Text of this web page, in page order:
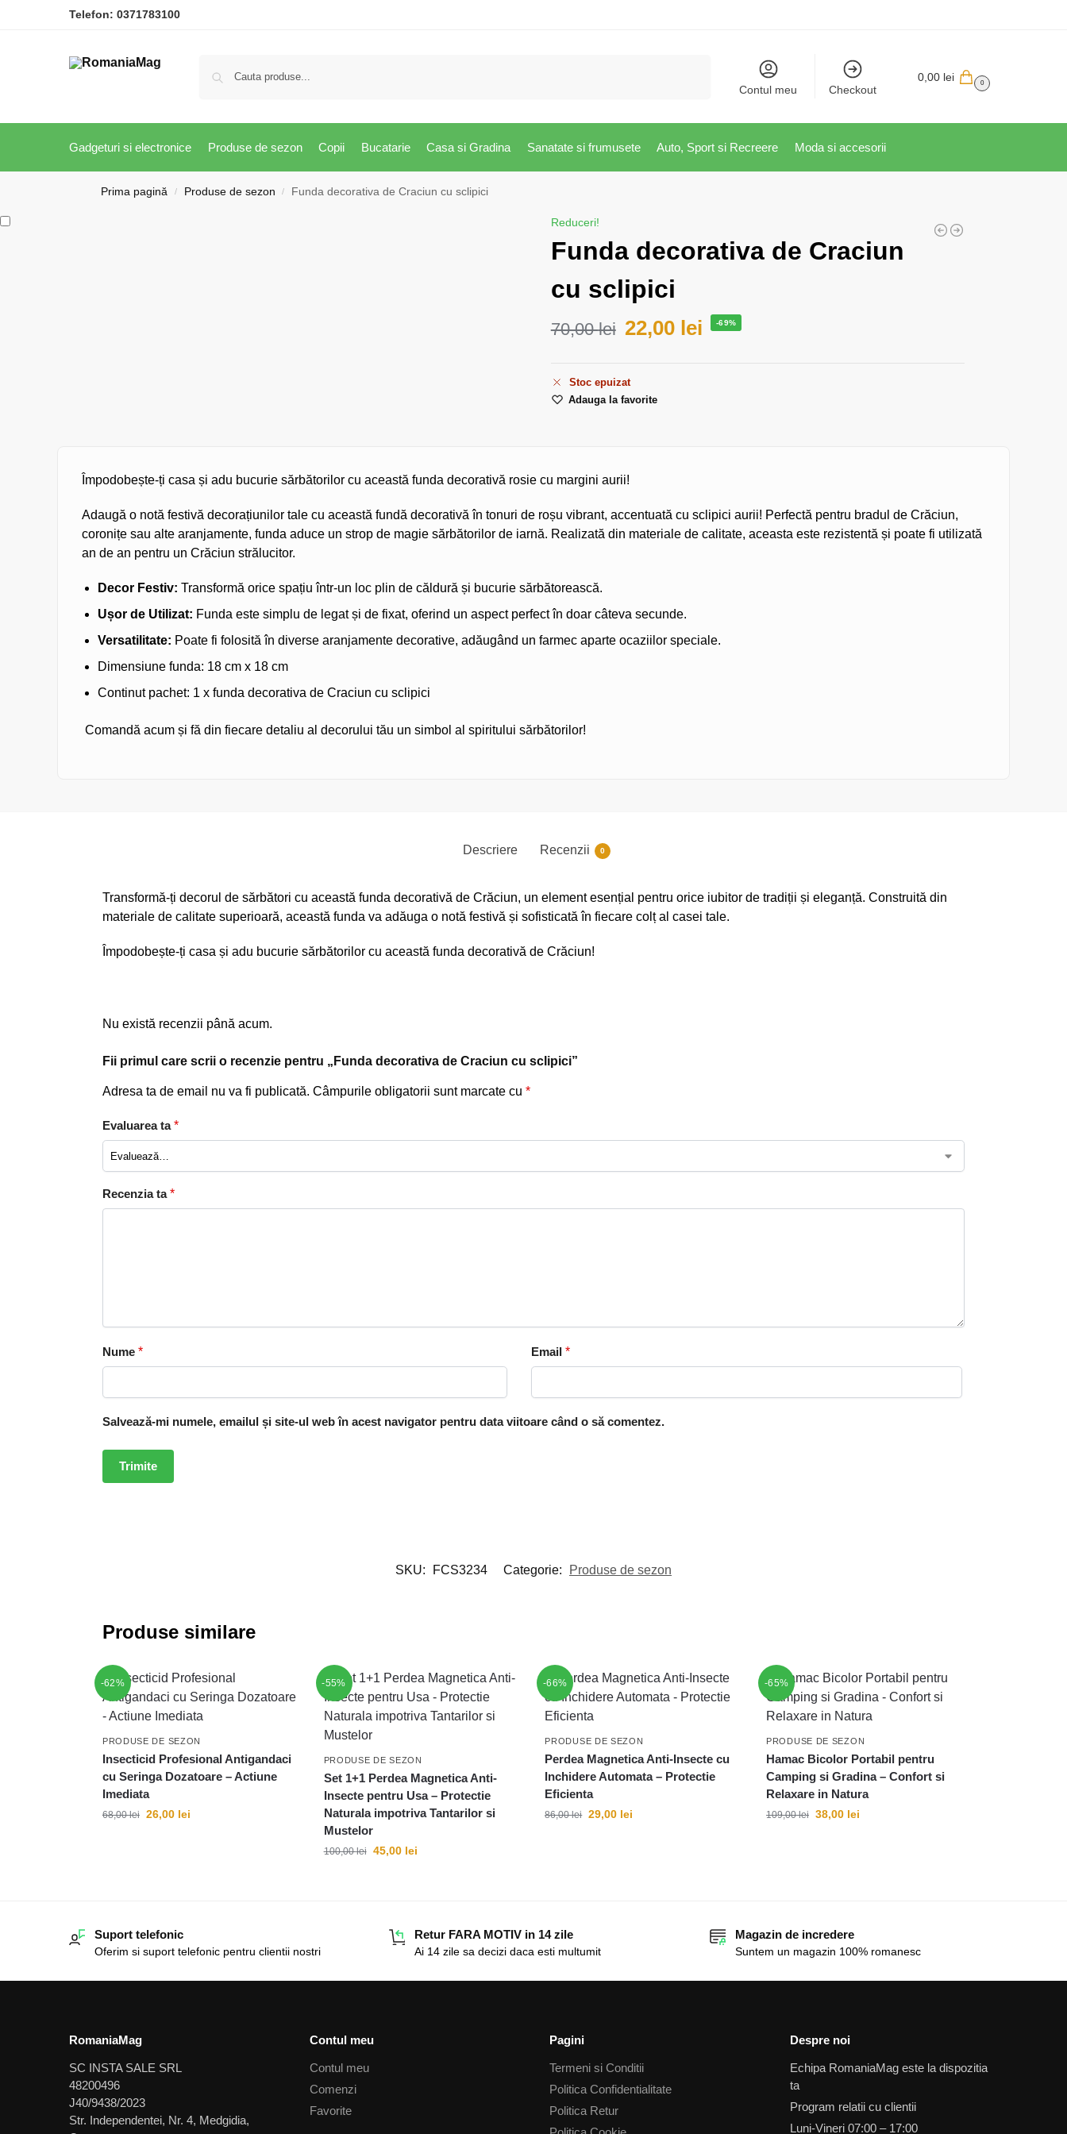
Telefon: 0371783100
Contul meu Checkout
0,00 lei 0
Gadgeturi si electronice Produse de sezon Copii Bucatarie Casa si Gradina Sanatate si frumusete Auto, Sport si Recreere Moda si accesorii
Prima pagină / Produse de sezon / Funda decorativa de Craciun cu sclipici
Reduceri!
Funda decorativa de Craciun
cu sclipici
70,00lei 22,00 lei -69%
Stoc epuizat
Adauga la favorite
Împodobește-ți casa și adu bucurie sărbătorilor cu această funda decorativă rosie cu margini aurii!
Adaugă o notă festivă decorațiunilor tale cu această fundă decorativă în tonuri de roșu vibrant, accentuată cu sclipici aurii! Perfectă pentru bradul de Crăciun,
coronițe sau alte aranjamente, funda aduce un strop de magie sărbătorilor de iarnă. Realizată din materiale de calitate, aceasta este rezistentă și poate fi utilizată
an de an pentru un Crăciun strălucitor.
Decor Festiv: Transformă orice spațiu într-un loc plin de căldură și bucurie sărbătorească.
Ușor de Utilizat: Funda este simplu de legat și de fixat, oferind un aspect perfect în doar câteva secunde.
Versatilitate: Poate fi folosită în diverse aranjamente decorative, adăugând un farmec aparte ocaziilor speciale.
Dimensiune funda: 18 cm x 18 cm
Continut pachet: 1 x funda decorativa de Craciun cu sclipici
Comandă acum și fă din fiecare detaliu al decorului tău un simbol al spiritului sărbătorilor!
Descriere Recenzii 0
Transformă-ți decorul de sărbători cu această funda decorativă de Crăciun, un element esențial pentru orice iubitor de tradiții și eleganță. Construită din
materiale de calitate superioară, această funda va adăuga o notă festivă și sofisticată în fiecare colț al casei tale.
Împodobește-ți casa și adu bucurie sărbătorilor cu această funda decorativă de Crăciun!
Nu există recenzii până acum.
Fii primul care scrii o recenzie pentru „Funda decorativa de Craciun cu sclipici”
Adresa ta de email nu va fi publicată. Câmpurile obligatorii sunt marcate cu *
Evaluarea ta*
Recenzia ta*
Nume * Email *
Salvează-mi numele, emailul și site-ul web în acest navigator pentru data viitoare când o să comentez.
SKU: FCS3234 Categorie: Produse de sezon
Produse similare
-62%
PRODUSE DE SEZON
Insecticid Profesional Antigandaci
cu Seringa Dozatoare – Actiune
Imediata
68,00lei 26,00 lei
-55%
PRODUSE DE SEZON
Set 1+1 Perdea Magnetica Anti-
Insecte pentru Usa – Protectie
Naturala impotriva Tantarilor si
Mustelor
100,00lei 45,00 lei
-66%
PRODUSE DE SEZON
Perdea Magnetica Anti-Insecte cu
Inchidere Automata – Protectie
Eficienta
86,00lei 29,00 lei
-65%
PRODUSE DE SEZON
Hamac Bicolor Portabil pentru
Camping si Gradina – Confort si
Relaxare in Natura
109,00lei 38,00 lei
Suport telefonic
Oferim si suport telefonic pentru clientii nostri
Retur FARA MOTIV in 14 zile
Ai 14 zile sa decizi daca esti multumit
Magazin de incredere
Suntem un magazin 100% romanesc
RomaniaMag
SC INSTA SALE SRL
48200496
J40/9438/2023
Str. Independentei, Nr. 4, Medgidia,
Contul meu
Contul meu
Comenzi
Favorite
Pagini
Termeni si Conditii
Politica Confidentialitate
Politica Retur
Despre noi
Echipa RomaniaMag este la dispozitia
ta
Program relatii cu clientii
Luni-Vineri 07:00 – 17:00